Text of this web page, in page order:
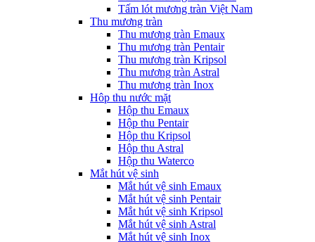
Tấm lót mương tràn Việt Nam
Thu mương tràn
Thu mương tràn Emaux
Thu mương tràn Pentair
Thu mương tràn Kripsol
Thu mương tràn Astral
Thu mương tràn Inox
Hôp thu nước mặt
Hộp thu Emaux
Hộp thu Pentair
Hộp thu Kripsol
Hộp thu Astral
Hộp thu Waterco
Mắt hút vệ sinh
Mắt hút vệ sinh Emaux
Mắt hút vệ sinh Pentair
Mắt hút vệ sinh Kripsol
Mắt hút vệ sinh Astral
Mắt hút vệ sinh Inox